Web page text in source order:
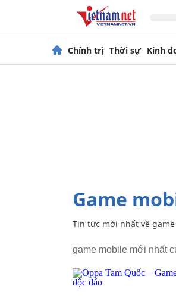
Chính trị Thời sự Kinh
game
Tin tức mới nhất về
game mobile mới nhất